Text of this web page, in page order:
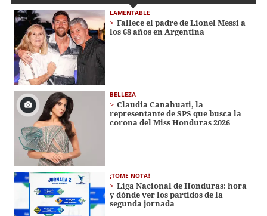
LAMENTABLE
Fallece el padre de Lionel Messi a
los 68 años en Argentina
BELLEZA
Claudia Canahuati, la
representante de SPS que busca la
corona del Miss Honduras 2026
¡TOME NOTA!
Liga Nacional de Honduras: hora
y dónde ver los partidos de la
segunda jornada